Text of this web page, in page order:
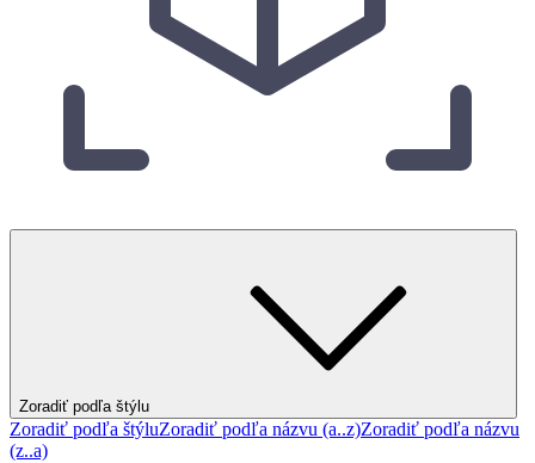
Zoradiť podľa štýlu
Zoradiť podľa štýluZoradiť podľa názvu (a..z)Zoradiť podľa názvu
(z..a)